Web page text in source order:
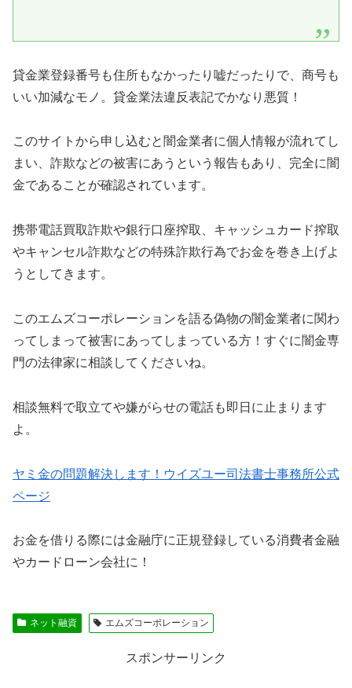
貸金業登録番号も住所もなかったり嘘だったりで、商号も
いい加減なモノ。貸金業法違反表記でかなり悪質！
このサイトから申し込むと闇金業者に個人情報が流れてし
まい、詐欺などの被害にあうという報告もあり、完全に闇
金であることが確認されています。
携帯電話買取詐欺や銀行口座搾取、キャッシュカード搾取
やキャンセル詐欺などの特殊詐欺行為でお金を巻き上げよ
うとしてきます。
このエムズコーポレーションを語る偽物の闇金業者に関わ
ってしまって被害にあってしまっている方！すぐに闇金専
門の法律家に相談してくださいね。
相談無料で取立てや嫌がらせの電話も即日に止まります
よ。
ヤミ金の問題解決します！ウイズユー司法書士事務所公式
ページ
お金を借りる際には金融庁に正規登録している消費者金融
やカードローン会社に！
ネット融資 エムズコーポレーション
スポンサーリンク